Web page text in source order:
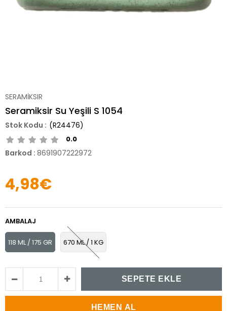
SERAMİKSIR
Seramiksir Su Yeşili S 1054
(R24476)
0.0
Barkod : 8691907222972
4,98€
AMBALAJ
118 ML / 175 GR 670 ML / 1 KG